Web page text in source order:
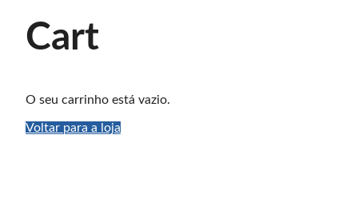
Cart
O seu carrinho está vazio.
Voltar para a loja